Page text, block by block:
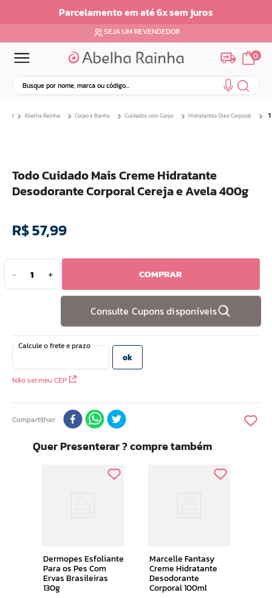
Parcelamento em ate 6x sem Juros
SEJA UM REVENDEDOR
0
Busque por nome, marca ou código...
Abelha Rainha Corpo e Banho Cuidados com Corpo Hidratantes Oleo Corporal
Todo Cuidado Mais Creme Hidratante
Desodorante Corporal Cereja e Avela 400g
R$57,99
＋
－ COMPRAR
Consulte Cupons disponíveis
Não sei meu CEP
Compartilhar
Quer Presenterar ? compre também
Dermopes Esfoliante
Para os Pes Com
Ervas Brasileiras
130g
Marcelle Fantasy
Creme Hidratante
Desodorante
Corporal 100ml
4º
bom medico
5º
renovil
7º
creme
10º doce infancia